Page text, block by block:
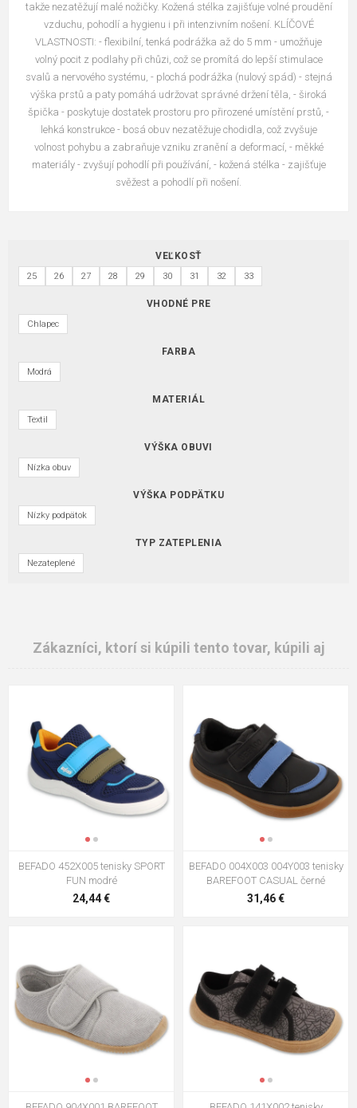
takže nezatěžují malé nožičky. Kožená stélka zajišťuje volné proudění
vzduchu, pohodlí a hygienu i při intenzivním nošení. KLÍČOVÉ
VLASTNOSTI: - flexibilní, tenká podrážka až do 5 mm - umožňuje
volný pocit z podlahy při chůzi, což se promítá do lepší stimulace
svalů a nervového systému, - plochá podrážka (nulový spád) - stejná
výška prstů a paty pomáhá udržovat správné držení těla, - široká
špička - poskytuje dostatek prostoru pro přirozené umístění prstů, -
lehká konstrukce - bosá obuv nezatěžuje chodidla, což zvyšuje
volnost pohybu a zabraňuje vzniku zranění a deformací, - měkké
materiály - zvyšují pohodlí při používání, - kožená stélka - zajišťuje
svěžest a pohodlí při nošení.
VEĽKOSŤ
25 26 27 28 29 30 31 32 33
VHODNÉ PRE
Chlapec
FARBA
Modrá
MATERIÁL
Textil
VÝŠKA OBUVI
Nízka obuv
VÝŠKA PODPÄTKU
Nízky podpätok
TYP ZATEPLENIA
Nezateplené
Zákazníci, ktorí si kúpili tento tovar, kúpili aj
BEFADO 452X005 tenisky SPORT
FUN modré
24,44 €
BEFADO 004X003 004Y003 tenisky
BAREFOOT CASUAL černé
31,46 €